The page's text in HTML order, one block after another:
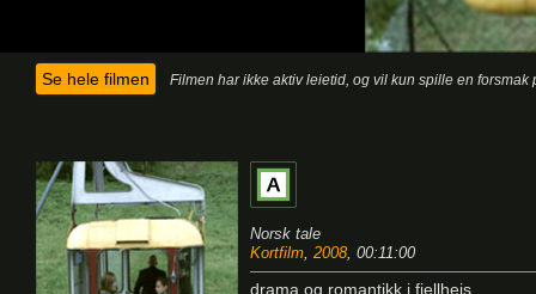
Se hele filmen Filmen har ikke aktiv leietid, og vil kun spille en forsmak
Norsk tale
Kortfilm, 2008, 00:11:00
drama og romantikk i fjellheis